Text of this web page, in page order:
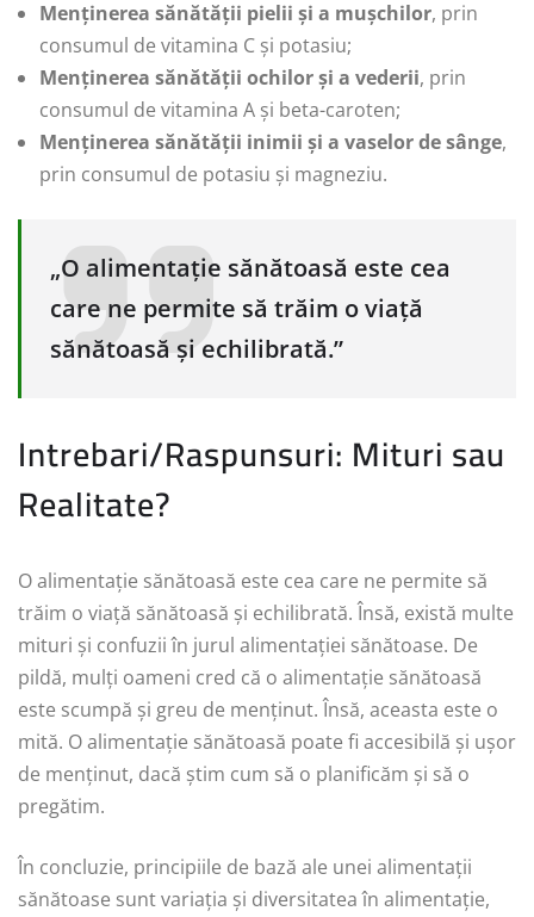
Menținerea sănătății pielii și a mușchilor, prin
consumul de vitamina C și potasiu;
Menținerea sănătății ochilor și a vederii, prin
consumul de vitamina A și beta-caroten;
Menținerea sănătății inimii și a vaselor de sânge,
prin consumul de potasiu și magneziu.
„O alimentație sănătoasă este cea
care ne permite să trăim o viață
sănătoasă și echilibrată.”
Intrebari/Raspunsuri: Mituri sau
Realitate?
O alimentație sănătoasă este cea care ne permite să
trăim o viață sănătoasă și echilibrată. Însă, există multe
mituri și confuzii în jurul alimentației sănătoase. De
pildă, mulți oameni cred că o alimentație sănătoasă
este scumpă și greu de menținut. Însă, aceasta este o
mită. O alimentație sănătoasă poate fi accesibilă și ușor
de menținut, dacă știm cum să o planificăm și să o
pregătim.
În concluzie, principiile de bază ale unei alimentații
sănătoase sunt variația și diversitatea în alimentație,